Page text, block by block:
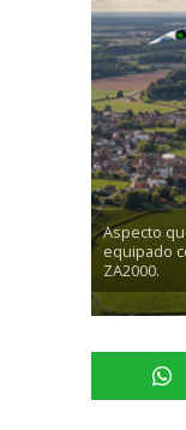
Aspecto
equipado
ZA2000.